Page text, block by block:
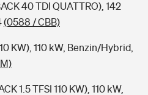
40 TDI QUATTRO), 142
(0588 / CBB)
KW), 110 kW, Benzin/Hybrid,
1.5 TFSI 110 KW), 110 kW,